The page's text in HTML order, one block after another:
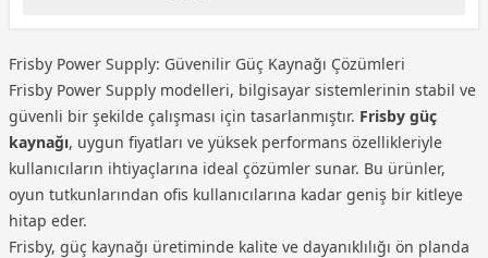
kolaylaştırır. Doğru kablo seçimi sistem
performansını doğrudan etkiler.
Frisby 30C12 Power Supply 1.089,00 TL
Frisby FR-PS35F12 350W Power Supply 1.139,00 TL
Frisby FR-PS55F12B 550W Power Supply 1.649,00
TL
Satışına başladığımız en yeni power supply
Frisby FR-PS55F12B 550W Power Supply
Frisby FPS-G30F12 300W Power Supply
Frisby FR-PS7580P 750W 80 + Bronz Power Supply
Frisby FR-PS8580P 850W 80+ Bronz Power Supply
Frisby FR-PS6580P 650W 80 Plus Power Supply
Frisby Power Supply: Güvenilir Güç Kaynağı Çözümleri
Frisby Power Supply modelleri, bilgisayar sistemlerinin stabil ve
güvenli bir şekilde çalışması için tasarlanmıştır. Frisby güç
kaynağı, uygun fiyatları ve yüksek performans özellikleriyle
kullanıcıların ihtiyaçlarına ideal çözümler sunar. Bu ürünler,
oyun tutkunlarından ofis kullanıcılarına kadar geniş bir kitleye
hitap eder.
Frisby, güç kaynağı üretiminde kalite ve dayanıklılığı ön planda